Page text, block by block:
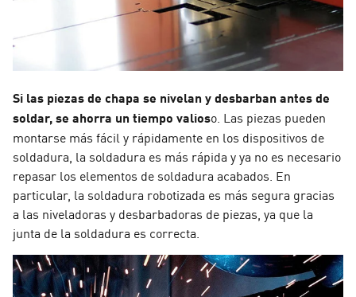
Si las piezas de chapa se nivelan y desbarban antes de
soldar, se ahorra un tiempo valioso. Las piezas pueden
montarse más fácil y rápidamente en los dispositivos de
soldadura, la soldadura es más rápida y ya no es necesario
repasar los elementos de soldadura acabados. En
particular, la soldadura robotizada es más segura gracias
a las niveladoras y desbarbadoras de piezas, ya que la
junta de la soldadura es correcta.